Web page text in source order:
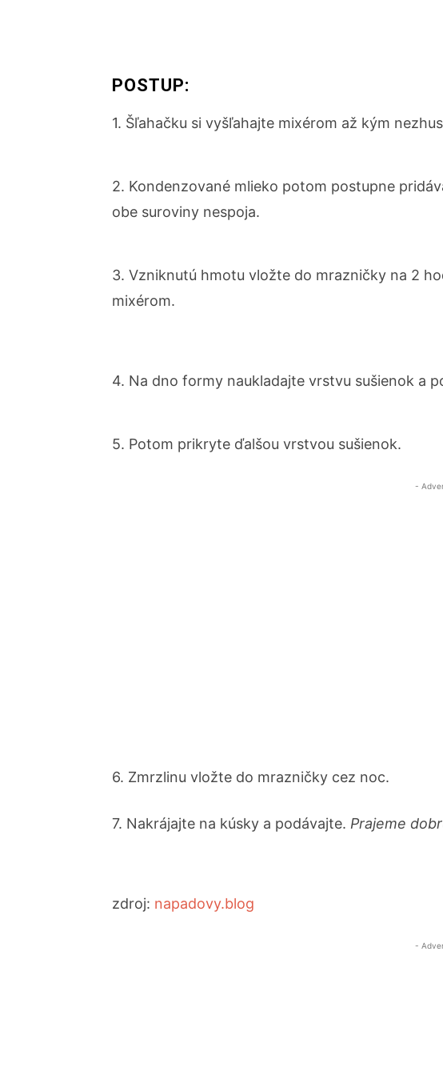
POSTUP:
1. Šľahačku si vyšľahajte mixérom až kým
2. Kondenzované mlieko potom postupne
obe suroviny nespoja.
3. Vzniknutú hmotu vložte do mrazničky na 2
mixérom.
4. Na dno formy naukladajte vrstvu sušienok a
5. Potom prikryte ďalšou vrstvou sušienok.
-
6. Zmrzlinu vložte do mrazničky cez noc.
7. Nakrájajte na kúsky a podávajte. Prajeme
zdroj: napadovy.blog
-